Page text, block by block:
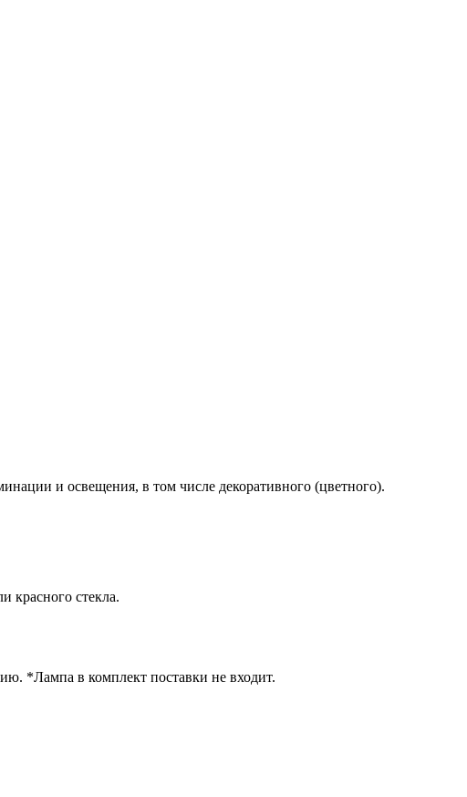
и освещения, в том числе декоративного (цветного).
красного стекла.
*Лампа в комплект поставки не входит.